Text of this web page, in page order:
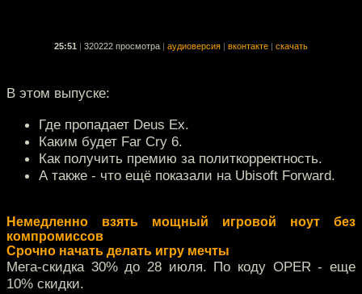
25:51 320222 просмотра аудиоверсия вконтакте скачать
В этом выпуске:
Где пропадает Deus Ex.
Каким будет Far Cry 6.
Как получить премию за политкорректность.
А также - что ещё показали на Ubisoft Forward.
Немедленно взять мощный игровой ноут без
компромиссов
Срочно начать делать игру мечты
Мега-скидка 30% до 28 июля. По коду OPER - еще
10% скидки.